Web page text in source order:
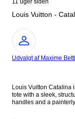
11 uger siden
Louis Vuitton -
Ekspert
Udvalgt af Maxime
Louis Vuitton Catalina
tote with a sleek,
handles and a